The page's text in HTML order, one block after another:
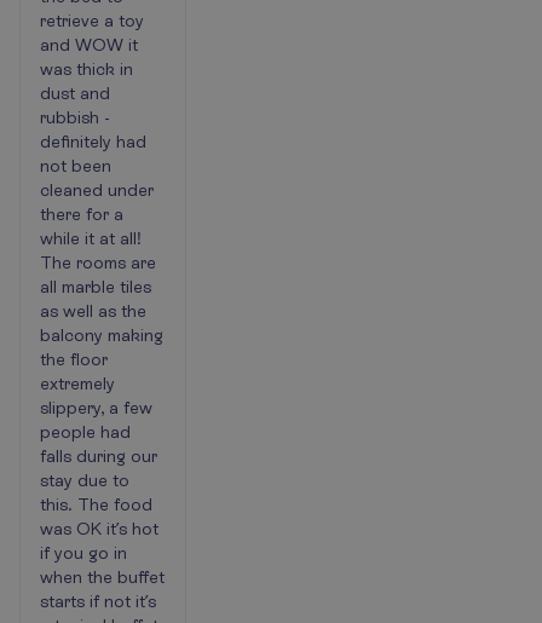
retrieve a toy
and WOW it
was thick in
dust and
rubbish -
definitely had
not been
cleaned under
there for a
while it at all!
The rooms are
all marble tiles
as well as the
balcony making
the floor
extremely
slippery, a few
people had
falls during our
stay due to
this. The food
was OK it’s hot
if you go in
when the buffet
starts if not it’s